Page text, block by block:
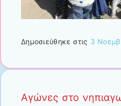
Δημοσιεύθηκε στις 3
Αγώνες στο